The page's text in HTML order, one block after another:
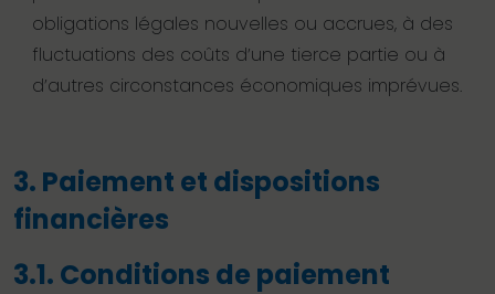
obligations légales nouvelles ou accrues, à des
fluctuations des coûts d’une tierce partie ou à
d’autres circonstances économiques imprévues.
3. Paiement et dispositions
financières
3.1. Conditions de paiement